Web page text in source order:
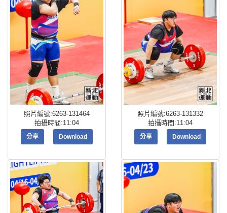
照片編號:6263-131464
拍攝時間:11:04
分享 Download
照片編號:6263-131332
拍攝時間:11:04
分享 Download